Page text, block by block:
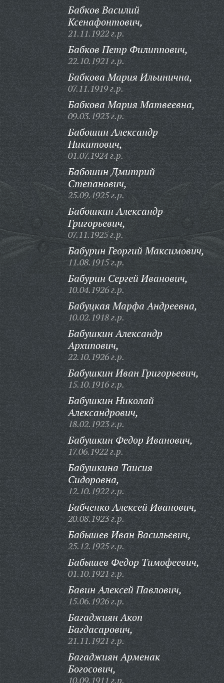
Бабков Василий
Ксенафонтович,
21.11.1922 г.р.
Бабков Петр Филиппович,
22.10.1921 г.р.
Бабкова Мария Ильинична,
07.11.1919 г.р.
Бабкова Мария Матвеевна,
09.03.1923 г.р.
Бабошин Александр
Никитович,
01.07.1924 г.р.
Бабошин Дмитрий
Степанович,
25.09.1925 г.р.
Бабошкин Александр
Григорьевич,
07.11.1925 г.р.
Бабурин Георгий Максимович,
11.08.1915 г.р.
Бабурин Сергей Иванович,
10.04.1926 г.р.
Бабуцкая Марфа Андреевна,
10.02.1918 г.р.
Бабушкин Александр
Архипович,
22.10.1926 г.р.
Бабушкин Иван Григорьевич,
15.10.1916 г.р.
Бабушкин Николай
Александрович,
18.02.1923 г.р.
Бабушкин Федор Иванович,
17.06.1922 г.р.
Бабушкина Таисия
Сидоровна,
12.10.1922 г.р.
Бабченко Алексей Иванович,
20.08.1923 г.р.
Бабышев Иван Васильевич,
25.12.1925 г.р.
Бабышев Федор Тимофеевич,
01.10.1921 г.р.
Бавин Алексей Павлович,
15.06.1926 г.р.
Багаджиян Акоп
Багдасарович,
21.11.1921 г.р.
Багаджиян Арменак
Богосович,
10.09.1911 г.р.